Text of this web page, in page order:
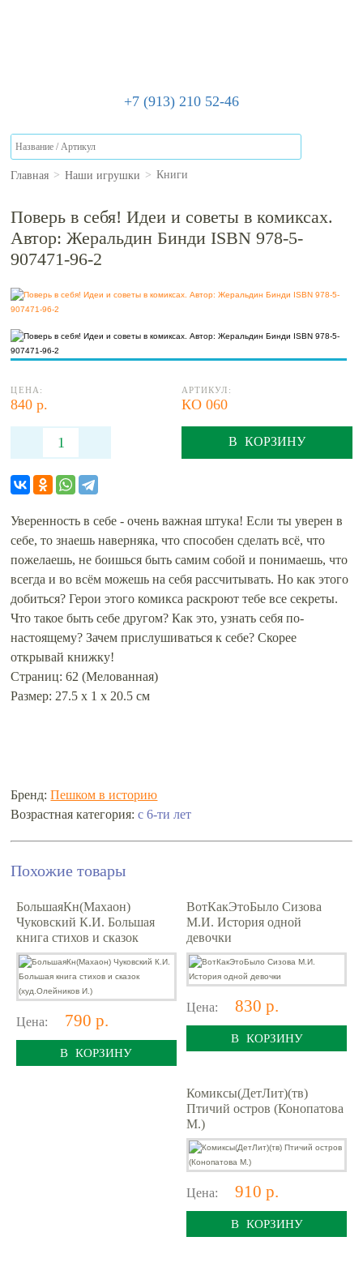
+7 (913) 210 52-46
Главная > Наши игрушки > Книги
Поверь в себя! Идеи и советы в комиксах.
Автор: Жеральдин Бинди ISBN 978-5-
907471-96-2
ЦЕНА:
840 р.
АРТИКУЛ:
КО 060
В КОРЗИНУ
Уверенность в себе - очень важная штука! Если ты уверен в
себе, то знаешь наверняка, что способен сделать всё, что
пожелаешь, не боишься быть самим собой и понимаешь, что
всегда и во всём можешь на себя рассчитывать. Но как этого
добиться? Герои этого комикса раскроют тебе все секреты.
Что такое быть себе другом? Как это, узнать себя по-
настоящему? Зачем прислушиваться к себе? Скорее
открывай книжку!
Страниц: 62 (Мелованная)
Размер: 27.5 х 1 х 20.5 см
Бренд:Пешком в историю
Возрастная категория:с 6-ти лет
Похожие товары
БольшаяКн(Махаон)
Чуковский К.И. Большая
книга стихов и сказок
(худ.Олейников И.)
Цена: 790 р.
В КОРЗИНУ
ВотКакЭтоБыло Сизова
М.И. История одной
девочки
Цена: 830 р.
В КОРЗИНУ
Комиксы(ДетЛит)(тв)
Птичий остров (Конопатова
М.)
Цена: 910 р.
В КОРЗИНУ